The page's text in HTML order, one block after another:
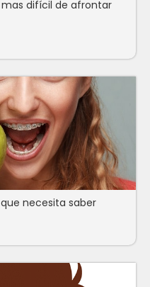
mas difícil de afrontar
necesita saber